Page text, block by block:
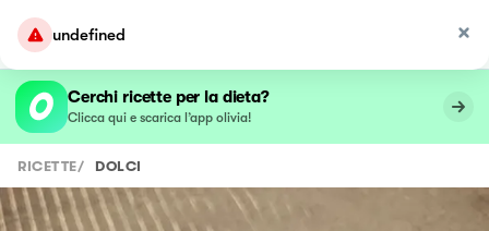
undefined
Cerchi ricette per la dieta?
Clicca qui e scarica l’app olivia!
RICETTE/ DOLCI